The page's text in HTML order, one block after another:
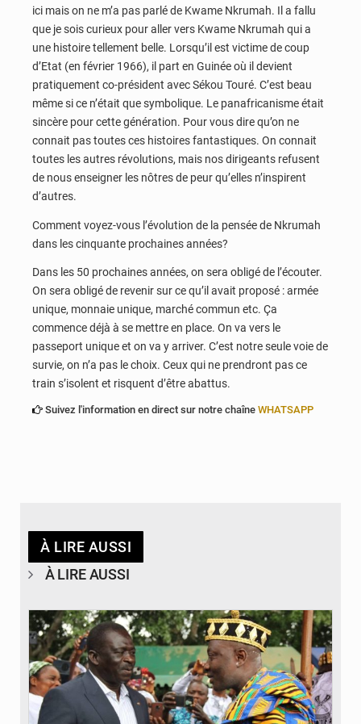
ici mais on ne m’a pas parlé de Kwame Nkrumah. Il a fallu
que je sois curieux pour aller vers Kwame Nkrumah qui a
une histoire tellement belle. Lorsqu’il est victime de coup
d’Etat (en février 1966), il part en Guinée où il devient
pratiquement co-président avec Sékou Touré. C’est beau
même si ce n’était que symbolique. Le panafricanisme était
sincère pour cette génération. Pour vous dire qu’on ne
connait pas toutes ces histoires fantastiques. On connait
toutes les autres révolutions, mais nos dirigeants refusent
de nous enseigner les nôtres de peur qu’elles n’inspirent
d’autres.
Comment voyez-vous l’évolution de la pensée de Nkrumah
dans les cinquante prochaines années?
Dans les 50 prochaines années, on sera obligé de l’écouter.
On sera obligé de revenir sur ce qu’il avait proposé : armée
unique, monnaie unique, marché commun etc. Ça
commence déjà à se mettre en place. On va vers le
passeport unique et on va y arriver. C’est notre seule voie de
survie, on n’a pas le choix. Ceux qui ne prendront pas ce
train s’isolent et risquent d’être abattus.
Suivez l'information en direct sur notre chaîne WHATSAPP
À LIRE AUSSI
À LIRE AUSSI